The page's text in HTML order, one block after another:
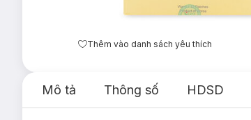
Thêm vào danh sách yêu thích
Mô tả Thông số HDSD